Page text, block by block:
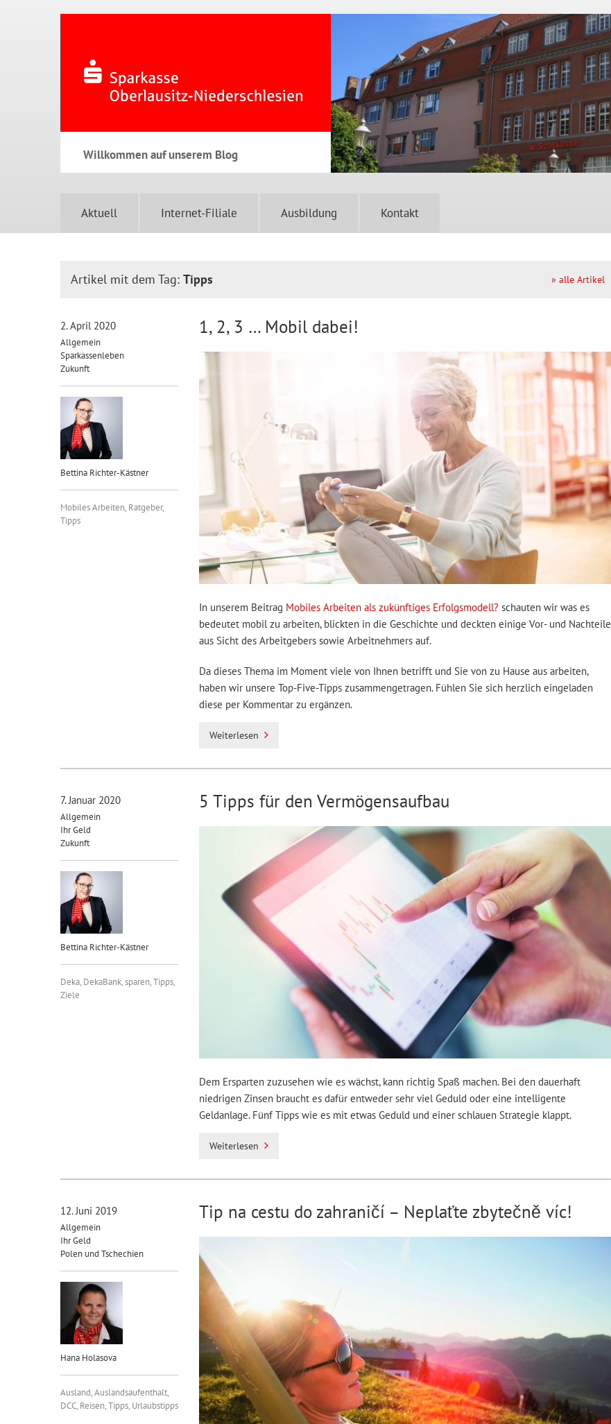
Willkommen auf unserem Blog
Aktuell Internet-Filiale Ausbildung Kontakt
Artikel mit dem Tag: Tipps » alle Artikel
2. April 2020
Allgemein
Sparkassenleben
Zukunft
Bettina Richter-Kästner
Mobiles Arbeiten, Ratgeber,
Tipps
1, 2, 3 … Mobil dabei!
In unserem Beitrag Mobiles Arbeiten als zukünftiges Erfolgsmodell? schauten wir was es
bedeutet mobil zu arbeiten, blickten in die Geschichte und deckten einige Vor- und Nachteile
aus Sicht des Arbeitgebers sowie Arbeitnehmers auf.
Da dieses Thema im Moment viele von Ihnen betrifft und Sie von zu Hause aus arbeiten,
haben wir unsere Top-Five-Tipps zusammengetragen. Fühlen Sie sich herzlich eingeladen
diese per Kommentar zu ergänzen.
Weiterlesen
7. Januar 2020
Allgemein
Ihr Geld
Zukunft
Bettina Richter-Kästner
Deka, DekaBank,sparen,Tipps,
Ziele
5 Tipps für den Vermögensaufbau
Dem Ersparten zuzusehen wie es wächst, kann richtig Spaß machen. Bei den dauerhaft
niedrigen Zinsen braucht es dafür entweder sehr viel Geduld oder eine intelligente
Geldanlage. Fünf Tipps wie es mit etwas Geduld und einer schlauen Strategie klappt.
Weiterlesen
12. Juni 2019
Allgemein
Ihr Geld
Polen und Tschechien
Hana Holasova
Ausland,Auslandsaufenthalt,
DCC, Reisen,Tipps, Urlaubstipps
Tip na cestu do zahraničí – Neplaťte zbytečně víc!